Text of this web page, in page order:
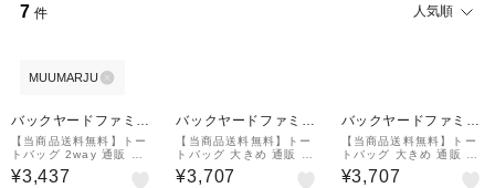
7 件 人気順
MUUMARJU
バックヤードファミリ
ー
【当商品送料無料】トー
トバッグ 2way 通販 シ
ョルダーバッグ メンズ
大きめ ファスナー付き
¥3,437
バックヤードファミリ
ー【当商品送料無料】トー
トバッグ 大きめ 通販 レ
ディース メンズ ショル
ダーバッグ ファスナー付
¥3,707
バックヤードファミリ
ー
【当商品送料無料】トー
トバッグ 大きめ 通販 レ
ディース メンズ ショル
ダーバッグ ファスナー付
¥3,707